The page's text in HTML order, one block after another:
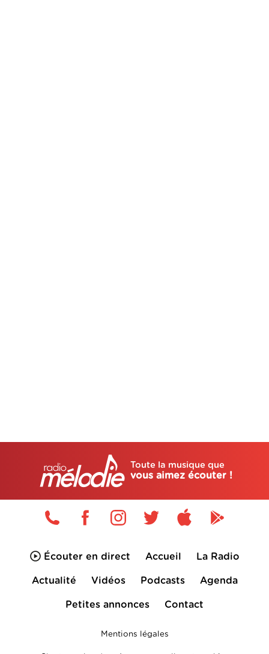
Toute la musique que
vous aimez écouter !
Écouter en direct Accueil La Radio
Actualité Vidéos Podcasts Agenda
Petites annonces Contact
Mentions légales